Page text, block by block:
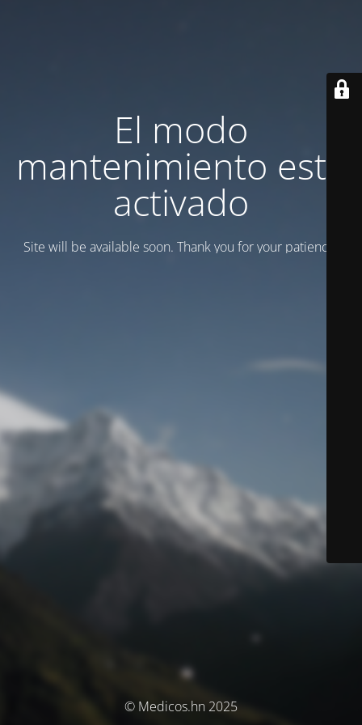
El modo
mantenimiento está
activado
Site will be available soon. Thank you for your patience!
© Medicos.hn 2025